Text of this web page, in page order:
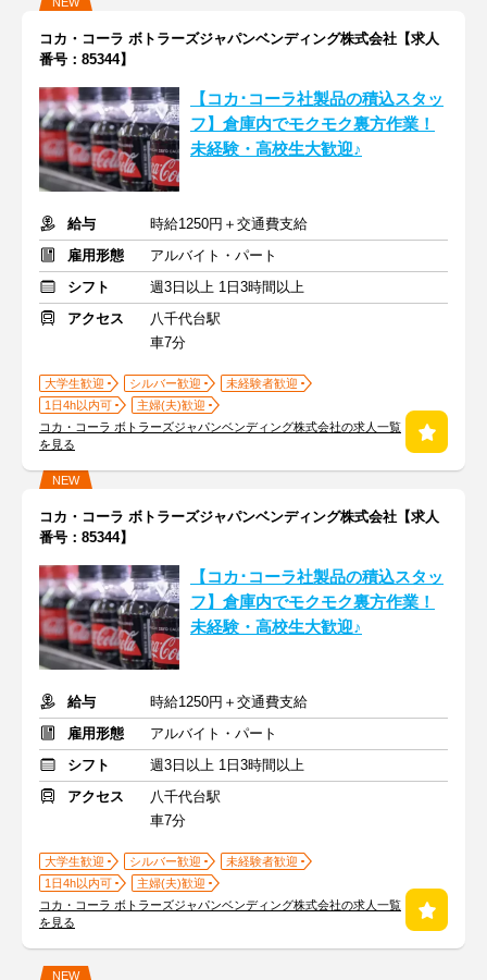
コカ・コーラ ボトラーズジャパンベンディング株式会社【求人
番号：85344】
【コカ･コーラ社製品の積込スタッ
フ】倉庫内でモクモク裏方作業！
未経験・高校生大歓迎♪
給与
時給1250円＋交通費支給
雇用形態
アルバイト・パート
シフト
週3日以上 1日3時間以上
アクセス
八千代台駅
車7分
大学生歓迎 シルバー歓迎
未経験者歓迎
1日4h以内可
主婦(夫)歓迎
コカ・コーラ ボトラーズジャパンベンディング株式会社の求人一覧
を見る
NEW
コカ・コーラ ボトラーズジャパンベンディング株式会社【求人
番号：85344】
【コカ･コーラ社製品の積込スタッ
フ】倉庫内でモクモク裏方作業！
未経験・高校生大歓迎♪
給与
時給1250円＋交通費支給
雇用形態
アルバイト・パート
シフト
週3日以上 1日3時間以上
アクセス
八千代台駅
車7分
大学生歓迎 シルバー歓迎
未経験者歓迎
1日4h以内可
主婦(夫)歓迎
コカ・コーラ ボトラーズジャパンベンディング株式会社の求人一覧
を見る
NEW